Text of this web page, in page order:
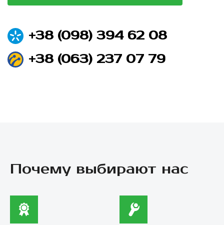
+38 (098) 394 62 08
+38 (063) 237 07 79
Почему выбирают нас